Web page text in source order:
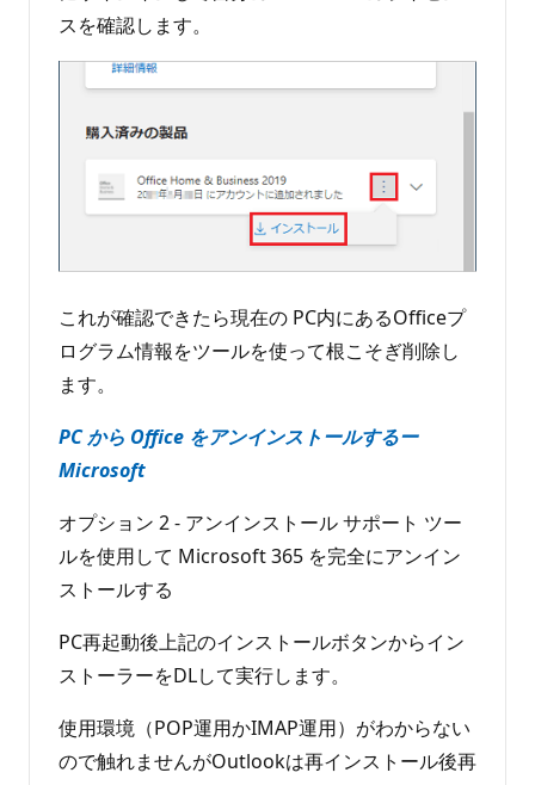
スを確認します。
これが確認できたら現在の PC内にあるOfficeプ
ログラム情報をツールを使って根こそぎ削除し
ます。
PC から Office をアンインストールするー
Microsoft
オプション 2 - アンインストール サポート ツー
ルを使用して Microsoft 365 を完全にアンイン
ストールする
PC再起動後上記のインストールボタンからイン
ストーラーをDLして実行します。
使用環境（POP運用かIMAP運用）がわからない
ので触れませんがOutlookは再インストール後再